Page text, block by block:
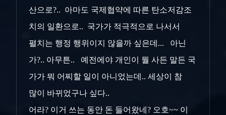
산으로?.. 아마도 국제협약에 따른 탄소저감조
치의 일환으로.. 국가가 적극적으로 나서서
펼치는 행정 행위이지 않을까 싶은데... 아닌
가?.. 아무튼.. 예전에야 개인이 뭘 사든 말든 국
가가 뭐 어찌할 일이 아니었는데.. 세상이 참
많이 바뀌었구나 싶다..
어라? 이거 쓰는 동안 돈 들어왔네? 오호~~ 이